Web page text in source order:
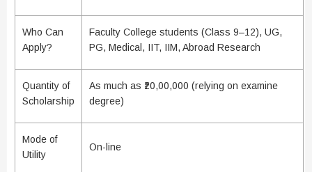
Who Can
Apply?
Faculty College students (Class 9–12), UG,
PG, Medical, IIT, IIM, Abroad Research
Quantity of
Scholarship
As much as ₹20,00,000 (relying on examine
degree)
Mode of
Utility
On-line